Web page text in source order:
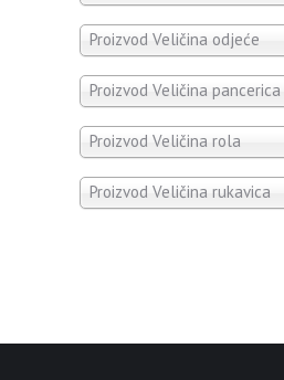
Proizvod Veličina odjeće
Proizvod Veličina pancerica
Proizvod Veličina rola
Proizvod Veličina rukavica